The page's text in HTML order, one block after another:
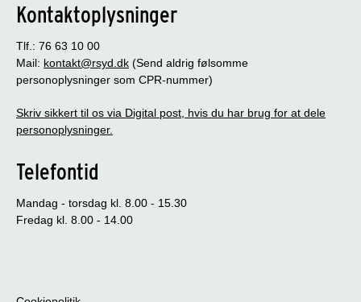
Kontaktoplysninger
Tlf.: 76 63 10 00
Mail: kontakt@rsyd.dk (Send aldrig følsomme
personoplysninger som CPR-nummer)
Skriv sikkert til os via Digital post, hvis du har brug for at dele
personoplysninger.
Telefontid
Mandag - torsdag kl. 8.00 - 15.30
Fredag kl. 8.00 - 14.00